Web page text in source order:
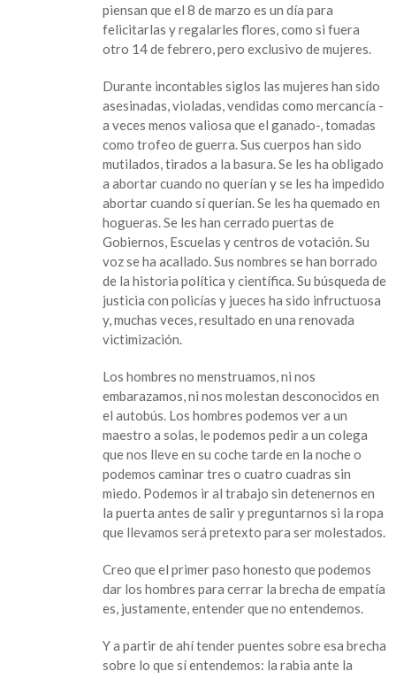
piensan que el 8 de marzo es un día para
felicitarlas y regalarles flores, como si fuera
otro 14 de febrero, pero exclusivo de mujeres.
Durante incontables siglos las mujeres han sido
asesinadas, violadas, vendidas como mercancía -
a veces menos valiosa que el ganado-, tomadas
como trofeo de guerra. Sus cuerpos han sido
mutilados, tirados a la basura. Se les ha obligado
a abortar cuando no querían y se les ha impedido
abortar cuando sí querían. Se les ha quemado en
hogueras. Se les han cerrado puertas de
Gobiernos, Escuelas y centros de votación. Su
voz se ha acallado. Sus nombres se han borrado
de la historia política y científica. Su búsqueda de
justicia con policías y jueces ha sido infructuosa
y, muchas veces, resultado en una renovada
victimización.
Los hombres no menstruamos, ni nos
embarazamos, ni nos molestan desconocidos en
el autobús. Los hombres podemos ver a un
maestro a solas, le podemos pedir a un colega
que nos lleve en su coche tarde en la noche o
podemos caminar tres o cuatro cuadras sin
miedo. Podemos ir al trabajo sin detenernos en
la puerta antes de salir y preguntarnos si la ropa
que llevamos será pretexto para ser molestados.
Creo que el primer paso honesto que podemos
dar los hombres para cerrar la brecha de empatía
es, justamente, entender que no entendemos.
Y a partir de ahí tender puentes sobre esa brecha
sobre lo que sí entendemos: la rabia ante la